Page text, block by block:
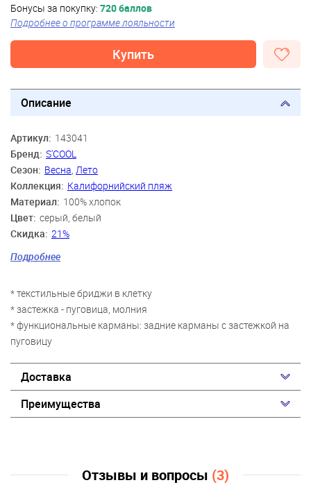
Бонусы за покупку: 720 баллов
Подробнее о программе лояльности
Купить
Описание
Артикул: 143041
Бренд: S'COOL
Сезон: Весна Лето
Коллекция: Калифорнийский пляж
Материал: 100% хлопок
Цвет: серый, белый
Скидка: 21%
Возраст: 9 лет, 10 лет, 11 лет, 12 лет, 13 лет, 14 лет
Подробнее
* текстильные бриджи в клетку
* застежка - пуговица, молния
* функциональные карманы: задние карманы с застежкой на
пуговицу
Доставка
Преимущества
Отзывы и вопросы (3)